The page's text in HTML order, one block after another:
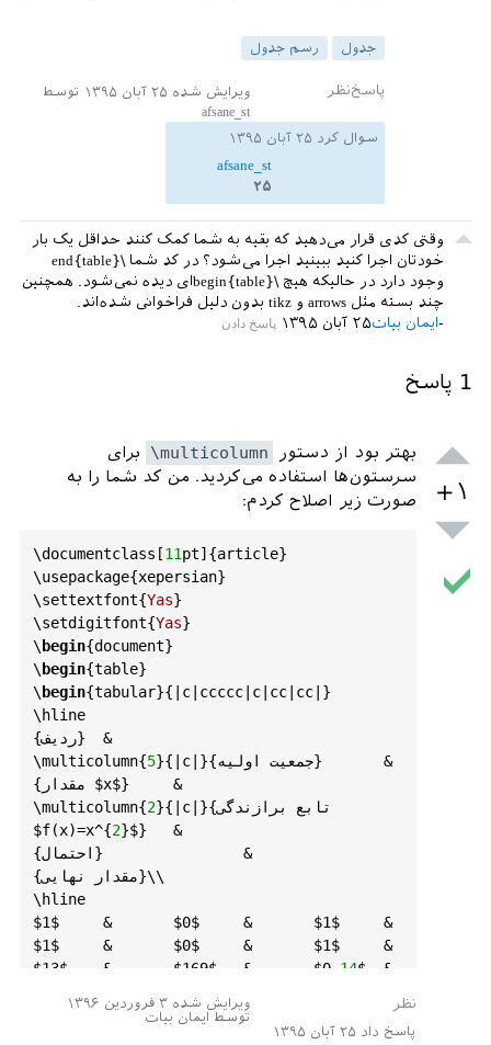
25$‎&‎$‎1.00 $‎ 1 $‎
‎ماکسیمم‎&‎&‎&‎&&&&‎‎$‎576$‎&‎$‎0.49 &‎$‎2$‎
جدول رسم جدول
ویرایش شده ۲۵ آبان ۱۳۹۵
توسط
afsane_st
سوال کرد ۲۵ آبان ۱۳۹۵
afsane_st
۲۵
وقتی کدی قرار می‌دهید که بقیه به شما کمک کنند حداقل یک بار
خودتان اجرا کنید ببینید اجرا می‌شود؟ در کد شما \end{table}‎‎‎
وجود دارد در حالیکه هیچ \begin{table}ای دیده نمی‌شود. همچنین
چند بسته مثل arrows و tikz بدون دلیل فراخوانی شده‌اند.
۲۵ آبان ۱۳۹۵ایمان بیات
1 پاسخ
+۱
بهتر بود از دستور \multicolumn
برای
سرستون‌ها استفاده می‌کردید. من کد شما را به
صورت زیر اصلاح کردم:
\documentclass [11pt]{article}
\usepackage{xepersian}
\settextfont{Yas}
\setdigitfont{Yas}
\ begin{document}
\ begin{table}
\ begin{tabular}{| c| ccccc| c| cc| cc|}
\hline
{ردیف}	&
\multicolumn{5}{| c|}{جمعیت اولیه}	&
$x$}
\multicolumn{2}{| c
$f(x)=x^{2}$}
{احتمال}		&
{مقدار نهایی}\\
\hline
$1 $ & $0 $ & $1 $
&
$1 $ & $0 $ & $1 $
&
$13
$169 $0. 14
& $1 $
&
& $0 $ &
ویرایش شده ۳ فروردین ۱۳۹۶
توسط ایمان بیات
پاسخ داد ۲۵ آبان ۱۳۹۵